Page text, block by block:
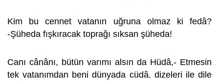
Kim bu cennet vatanın uğruna olmaz ki fedâ?
-Şüheda fışkıracak toprağı sıksan şüheda!
Canı cânânı, bütün varımı alsın da Hüdâ,- Etmesin
tek vatanımdan beni dünyada cüdâ. dizeleri ile dile